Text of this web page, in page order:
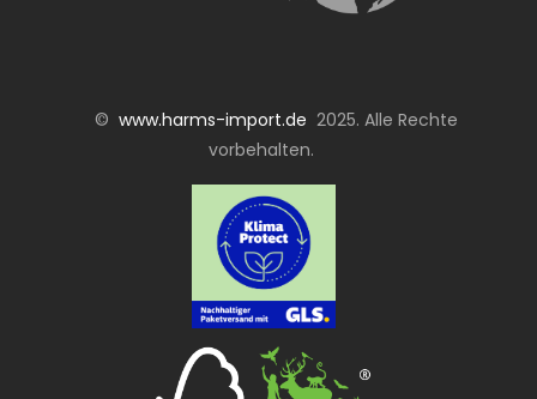
© www.harms-import.de 2025. Alle Rechte
vorbehalten.